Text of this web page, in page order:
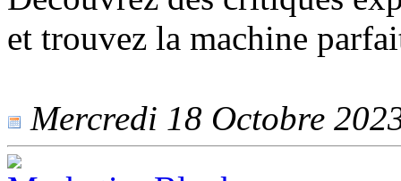
et trouvez la machine
Mercredi 18 Octobre